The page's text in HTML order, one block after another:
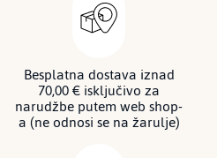
Besplatna dostava iznad
70,00 € isključivo za
narudžbe putem web shop-
a (ne odnosi se na žarulje)